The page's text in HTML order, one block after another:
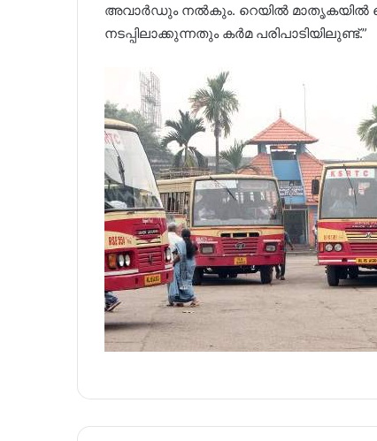
അവാര്‍ഡും നല്‍കും. റെയില്‍ മാതൃകയില്‍
നടപ്പിലാക്കുന്നതും കര്‍മ പരിപാടിയിലുണ്ട്.”